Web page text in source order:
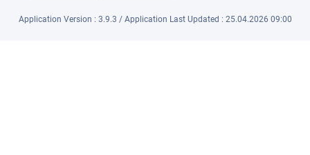
Application Version : 3.9.3 / Application Last Updated : 25.04.2026 09:00